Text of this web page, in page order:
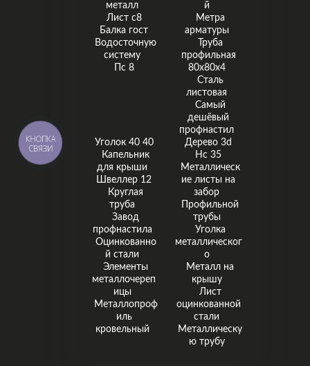
металл
Лист с8
Балка гост
Водосточную
систему
Пс 8
й
Метра
арматуры
Труба
профильная
80х80х4
Сталь
листовая
Самый
дешёвый
профнастил
Уголок 40 40
Капельник
для крыши
Швеллер 12
Круглая
труба
Завод
профнастила
Оцинкованно
й стали
Элементы
металлочереп
ицы
Металлопроф
иль
кровельный
Дерево 3d
Нс 35
Металлическ
ие листы на
забор
Профильной
трубы
Уголка
металлическог
о
Металл на
крышу
Лист
оцинкованной
стали
Металлическу
ю трубу
КНОПКА
СВЯЗИ